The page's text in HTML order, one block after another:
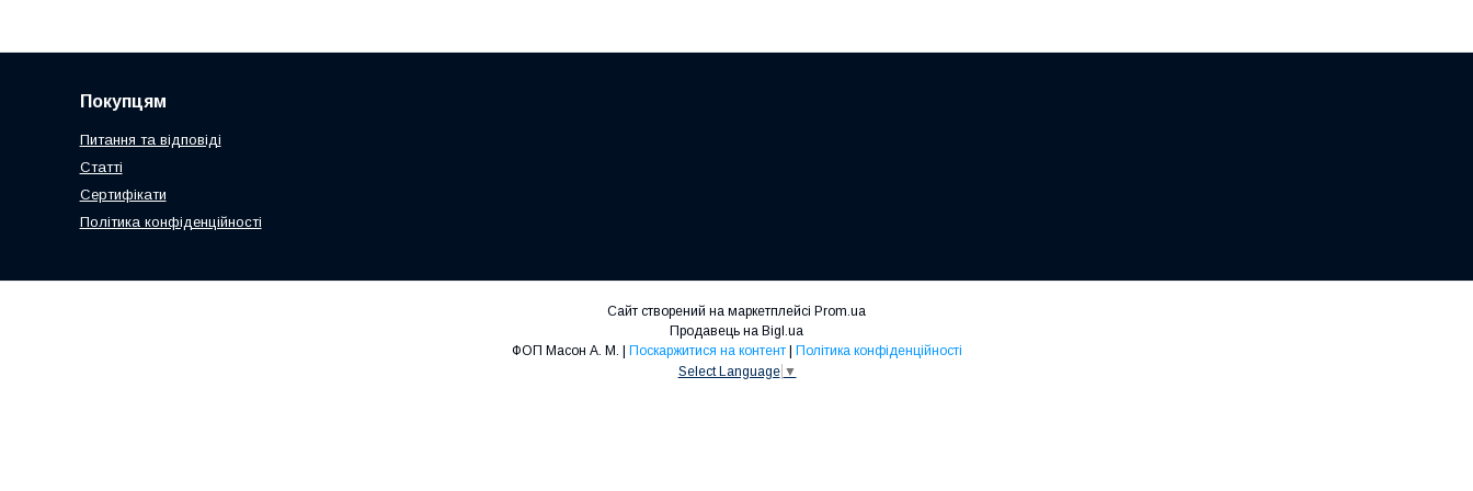
Покупцям
Питання та відповіді
Статті
Сертифікати
Політика конфіденційності
Сайт створений на маркетплейсі Prom.ua
Продавець на Bigl.ua
ФОП Масон А. М. | Поскаржитися на контент | Політика конфіденційності
Select Language ▼